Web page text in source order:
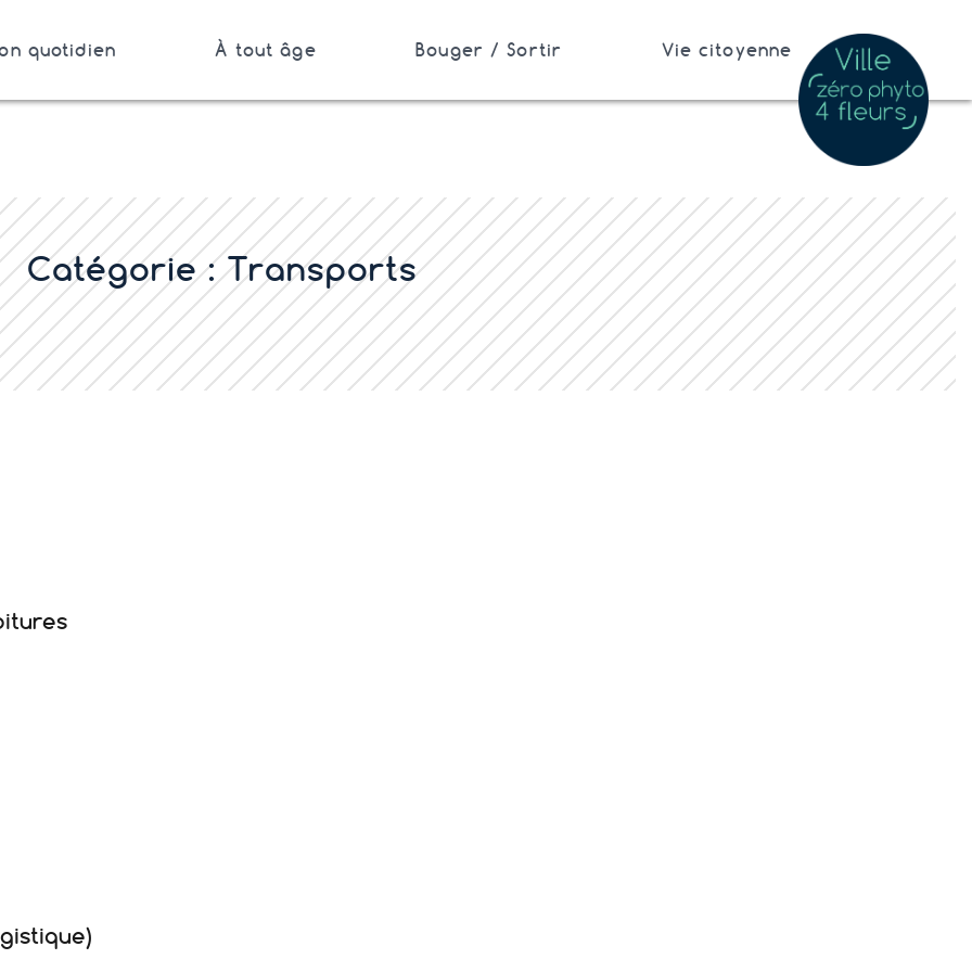
quotidien À tout âge Bouger / Sortir Vie citoyenne
Catégorie :Transports